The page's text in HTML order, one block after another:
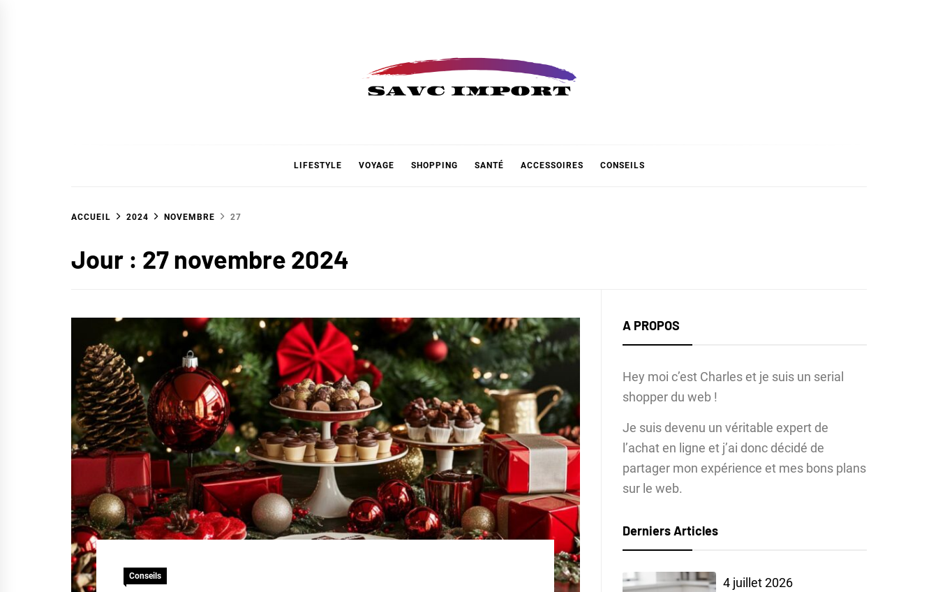
SAVC IMPORT
LIFESTYLE VOYAGE SHOPPING SANTÉ ACCESSOIRES CONSEILS
ACCUEIL 2024 NOVEMBRE 27
Jour : 27 novembre 2024
Conseils
A PROPOS
Hey moi c’est Charles et je suis un serial
shopper du web !
Je suis devenu un véritable expert de
l’achat en ligne et j’ai donc décidé de
partager mon expérience et mes bons plans
sur le web.
Derniers Articles
4 juillet 2026